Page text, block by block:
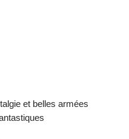
et belles armées